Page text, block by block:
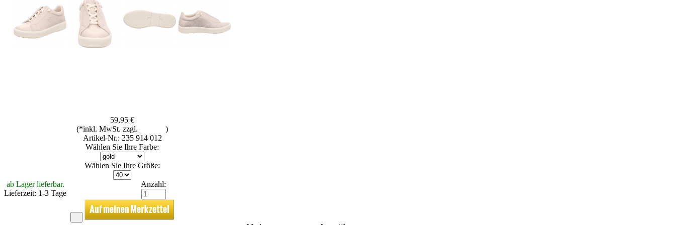
59,95 €
(*inkl. MwSt. zzgl.
)
Artikel-Nr.: 235 914 012
Wählen Sie Ihre Farbe:
Wählen Sie Ihre Größe:
ab Lager lieferbar.
Lieferzeit: 1-3 Tage
Anzahl: